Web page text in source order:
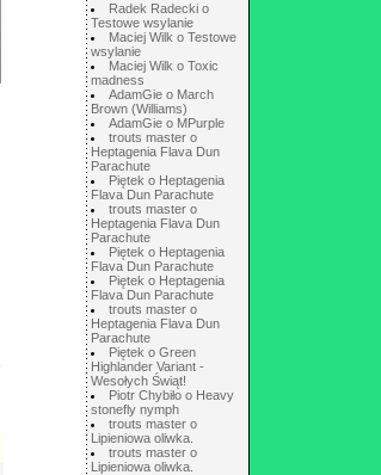
Radek Radecki o
Testowe wsylanie
Maciej Wilk o Testowe
wsylanie
Maciej Wilk o Toxic
madness
AdamGie o March
Brown (Williams)
AdamGie o MPurple
trouts master o
Heptagenia Flava Dun
Parachute
Piętek o Heptagenia
Flava Dun Parachute
trouts master o
Heptagenia Flava Dun
Parachute
Piętek o Heptagenia
Flava Dun Parachute
Piętek o Heptagenia
Flava Dun Parachute
trouts master o
Heptagenia Flava Dun
Parachute
Piętek o Green
Highlander Variant -
Wesołych Świąt!
Piotr Chybiło o Heavy
stonefly nymph
trouts master o
Lipieniowa oliwka.
trouts master o
Lipieniowa oliwka.